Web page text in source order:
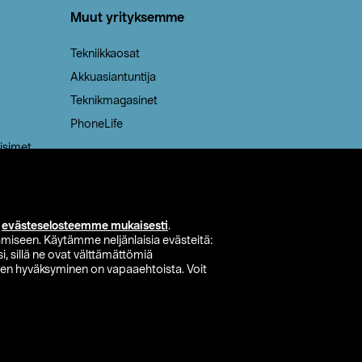
evästeselosteemme mukaisesti.
Käytämme neljänlaisia evästeitä:
sillä ne ovat välttämättömiä
hyväksyminen on vapaaehtoista. Voit
Muut yrityksemme
Tekniikkaosat
Akkuasiantuntija
Teknikmagasinet
PhoneLife